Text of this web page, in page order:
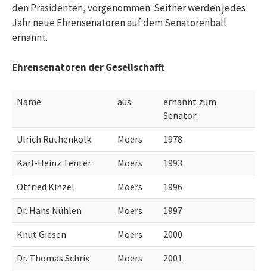
den Präsidenten, vorgenommen. Seither werden jedes
Jahr neue Ehrensenatoren auf dem Senatorenball
ernannt.
Ehrensenatoren der Gesellschafft
Name: aus:
ernannt zum
Senator:
Ulrich Ruthenkolk
Moers
1978
Karl-Heinz Tenter
Moers
1993
Otfried Kinzel
Moers
1996
Dr. Hans Nühlen
Moers
1997
Knut Giesen
Moers
2000
Dr. Thomas Schrix
Moers
2001